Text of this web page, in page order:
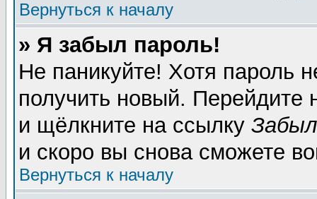
Вернуться к началу
» Я забыл пароль!
Не паникуйте! Хотя пароль
получить новый. Перейдите
и щёлкните на ссылку
и скоро вы снова сможете
Вернуться к началу